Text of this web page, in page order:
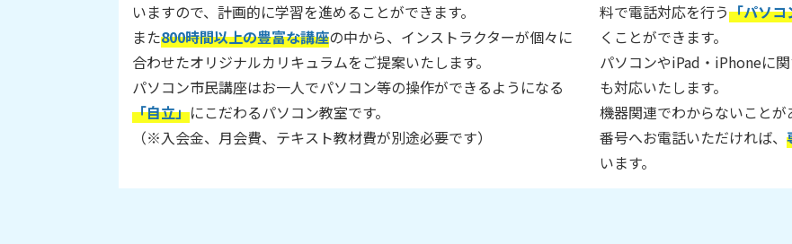
いますので、計画的に学習を進めることができます。
また800時間以上の豊富な講座の中から、インストラクターが個々に
合わせたオリジナルカリキュラムをご提案いたします。
パソコン市民講座はお一人でパソコン等の操作ができるようになる
「自立」にこだわるパソコン教室です。
（※入会金、月会費、テキスト教材費が別途必要です）
料で電話対応を行う「パソコ
くことができます。
パソコンやiPad・iPhoneに
も対応いたします。
機器関連でわからないこと
番号へお電話いただければ、
います。